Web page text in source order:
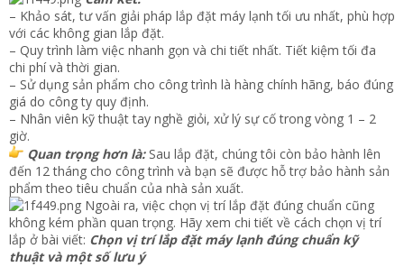
– Khảo sát, tư vấn giải pháp lắp đặt máy lạnh tối ưu nhất, phù hợp
với các không gian lắp đặt.
– Quy trình làm việc nhanh gọn và chi tiết nhất. Tiết kiệm tối đa
chi phí và thời gian.
– Sử dụng sản phẩm cho công trình là hàng chính hãng, báo đúng
giá do công ty quy định.
– Nhân viên kỹ thuật tay nghề giỏi, xử lý sự cố trong vòng 1 – 2
giờ.
Quan trọng hơn là:Sau lắp đặt, chúng tôi còn bảo hành lên
đến 12 tháng cho công trình và bạn sẽ được hỗ trợ bảo hành sản
phẩm theo tiêu chuẩn của nhà sản xuất.
Ngoài ra, việc chọn vị trí lắp đặt đúng chuẩn cũng
không kém phần quan trọng. Hãy xem chi tiết về cách chọn vị trí
lắp ở bài viết: Chọn vị trí lắp đặt máy lạnh đúng chuẩn kỹ
thuật và một số lưu ý